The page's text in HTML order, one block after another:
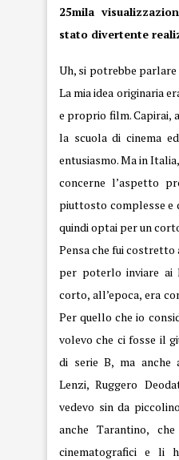
25mila
stato divertente
Uh, si potrebbe
La mia idea originaria
e proprio film. Capirai,
la scuola di cinema
entusiasmo. Ma in
concerne l’aspetto
piuttosto complesse e
quindi optai per un
Pensa che fui costretto
per poterlo inviare ai
corto, all’epoca, era
Per quello che io
volevo che ci fosse il
di serie B, ma anche
Lenzi, Ruggero
vedevo sin da
anche Tarantino,
cinematografici e li